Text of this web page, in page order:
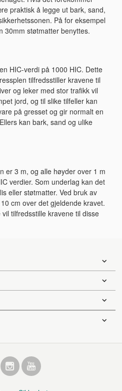
praktisk å legge ut bark, sand,
På for eksempel
30mm støtmatter benyttes.
HIC-verdi på 1000 HIC. Dette
tilfredsstiller kravene til
og leker med stor trafikk vil
jord, og til slike tilfeller kan
på gresset og gir normalt en
kan bark, sand og ulike
er 3 m, og alle høyder over 1 m
verdier. Som underlag kan det
eller støtmatter. Ved bruk av
cm over det gjeldende kravet.
tilfredsstille kravene til disse